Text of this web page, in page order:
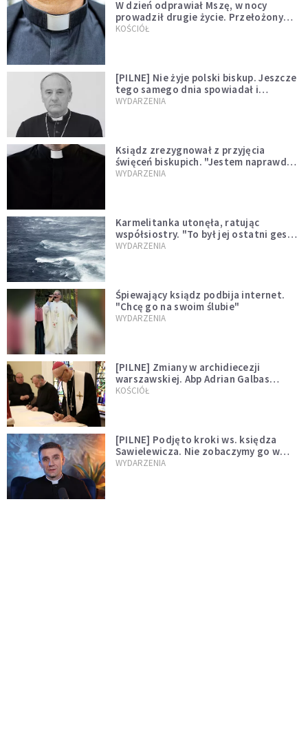
W dzień odprawiał Mszę, w nocy
prowadził drugie życie. Przełożony
kazał mu opuścić zakon
KOŚCIÓŁ
[PILNE] Nie żyje polski biskup. Jeszcze
tego samego dnia spowiadał i
sprawował Mszę świętą
WYDARZENIA
Ksiądz zrezygnował z przyjęcia
święceń biskupich. "Jestem naprawdę
niegodny"
WYDARZENIA
Karmelitanka utonęła, ratując
współsiostry. "To był jej ostatni gest
miłości"
WYDARZENIA
Śpiewający ksiądz podbija internet.
"Chcę go na swoim ślubie"
WYDARZENIA
[PILNE] Zmiany w archidiecezji
warszawskiej. Abp Adrian Galbas
wręczył dekrety nowym proboszczom
KOŚCIÓŁ
[PILNE] Podjęto kroki ws. księdza
Sawielewicza. Nie zobaczymy go w
mediach
WYDARZENIA